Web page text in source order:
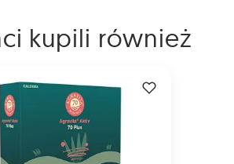
kupili również